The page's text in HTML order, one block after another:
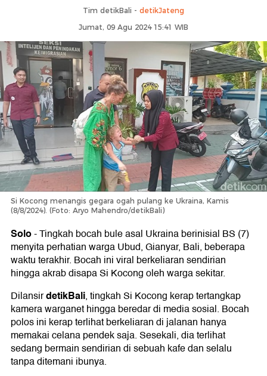
Tim detikBali - detikJateng
Jumat, 09 Agu 2024 15:41 WIB
Si Kocong menangis gegara ogah pulang ke Ukraina, Kamis
(8/8/2024). (Foto: Aryo Mahendro/detikBali)
Solo-Tingkah bocah bule asal Ukraina berinisial BS (7)
menyita perhatian warga Ubud, Gianyar, Bali, beberapa
waktu terakhir. Bocah ini viral berkeliaran sendirian
hingga akrab disapa Si Kocong oleh warga sekitar.
DilansirdetikBali, tingkah Si Kocong kerap tertangkap
kamera warganet hingga beredar di media sosial. Bocah
polos ini kerap terlihat berkeliaran di jalanan hanya
memakai celana pendek saja. Sesekali, dia terlihat
sedang bermain sendirian di sebuah kafe dan selalu
tanpa ditemani ibunya.